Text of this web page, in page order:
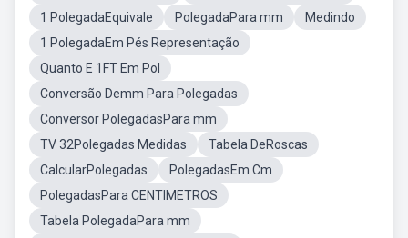
1 PolegadaEquivale
PolegadaPara mm
Medindo
1 PolegadaEm Pés Representação
Quanto E 1FT Em Pol
Conversão Demm Para Polegadas
Conversor PolegadasPara mm
TV 32Polegadas Medidas
Tabela DeRoscas
CalcularPolegadas
PolegadasEm Cm
PolegadasPara CENTIMETROS
Tabela PolegadaPara mm